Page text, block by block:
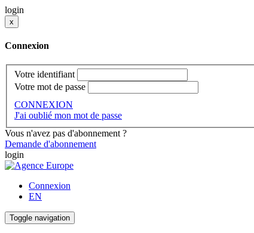
login
x
Connexion
Votre identifiant
Votre mot de passe
CONNEXION
J'ai oublié mon mot de passe
Vous n'avez pas d'abonnement ?
Demande d'abonnement
login
Connexion
EN
Toggle navigation